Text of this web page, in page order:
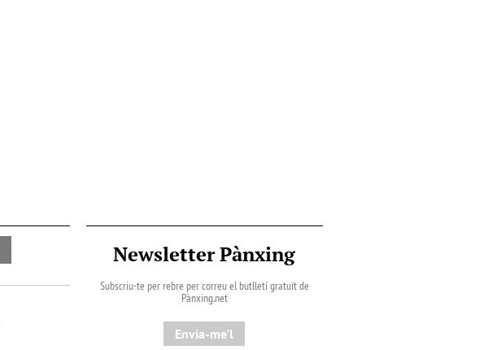
Newsletter Pànxing
Subscriu-te per rebre per correu el butlletí gratuït de
Pànxing.net​
Envia-me'l